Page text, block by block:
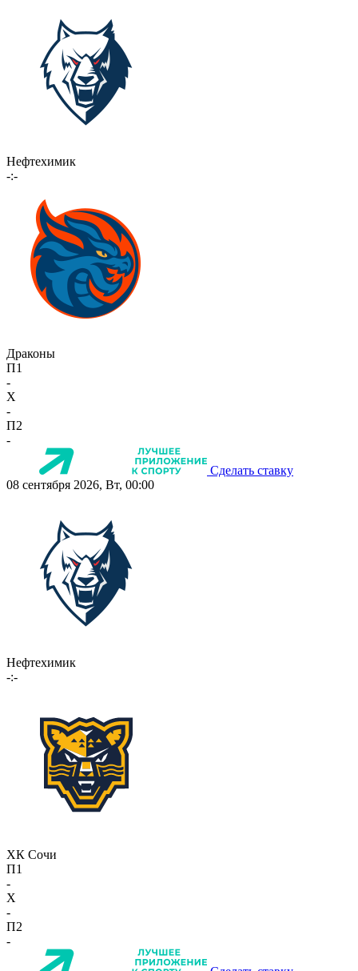
Нефтехимик
-:-
Драконы
П1
-
X
-
П2
-
Сделать ставку
08 сентября 2026, Вт, 00:00
Нефтехимик
-:-
ХК Сочи
П1
-
X
-
П2
-